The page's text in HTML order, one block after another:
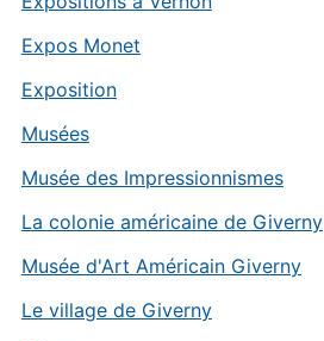
Expos Monet
Exposition
Musées
Musée des Impressionnismes
La colonie américaine de Giverny
Musée d'Art Américain Giverny
Le village de Giverny